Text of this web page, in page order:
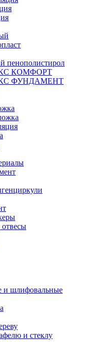
пенополистирол
КОМФОРТ
ФУНДАМЕНТ
и шлифовальные
и стеклу